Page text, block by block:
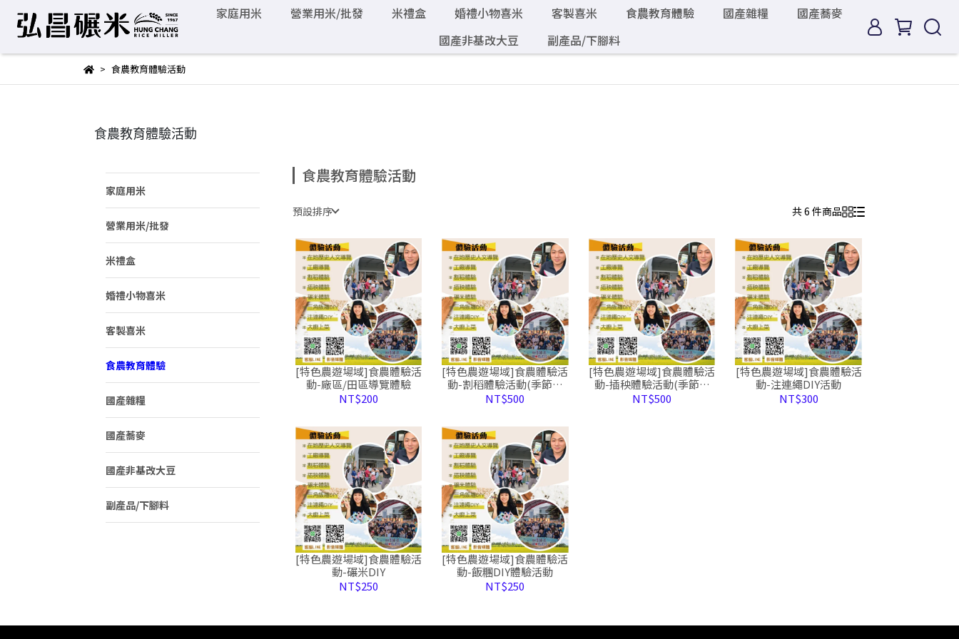
家庭用米 營業用米/批發 米禮盒 婚禮小物喜米 客製喜米 食農教育體驗 國產雜糧
國產蕎麥
國產非基改大豆
副產品/下腳料
食農教育體驗活動
食農教育體驗活動
家庭用米
營業用米/批發
米禮盒
婚禮小物喜米
客製喜米
食農教育體驗
國產雜糧
國產蕎麥
國產非基改大豆
副產品/下腳料
食農教育體驗活動
預設排序 共 6 件商品
[特色農遊場域]食農體驗活
動-廠區/田區導覽體驗
NT$200
[特色農遊場域]食農體驗活
動-割稻體驗活動(季節限
定)
NT$500
[特色農遊場域]食農體驗活
動-插秧體驗活動(季節限
定)
NT$500
[特色農遊場域]食農體驗活
動-注連繩DIY活動
NT$300
[特色農遊場域]食農體驗活
動-碾米DIY
NT$250
[特色農遊場域]食農體驗活
動-飯糰DIY體驗活動
NT$250